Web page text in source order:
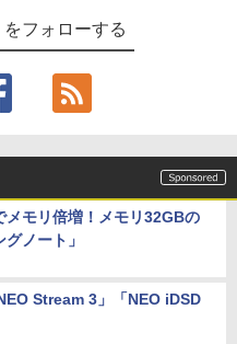
をフォローする
メモリ倍増！メモリ32GBの
グノート」
Stream 3」「NEO iDSD